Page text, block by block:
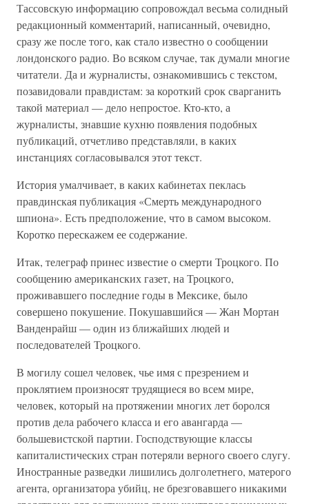
Тассовскую информацию сопровождал весьма солидный
редакционный комментарий, написанный, очевидно,
сразу же после того, как стало известно о сообщении
лондонского радио. Во всяком случае, так думали многие
читатели. Да и журналисты, ознакомившись с текстом,
позавидовали правдистам: за короткий срок сварганить
такой материал — дело непростое. Кто-кто, а
журналисты, знавшие кухню появления подобных
публикаций, отчетливо представляли, в каких
инстанциях согласовывался этот текст.
История умалчивает, в каких кабинетах пеклась
правдинская публикация «Смерть международного
шпиона». Есть предположение, что в самом высоком.
Коротко перескажем ее содержание.
Итак, телеграф принес известие о смерти Троцкого. По
сообщению американских газет, на Троцкого,
проживавшего последние годы в Мексике, было
совершено покушение. Покушавшийся — Жан Мортан
Ванденрайш — один из ближайших людей и
последователей Троцкого.
В могилу сошел человек, чье имя с презрением и
проклятием произносят трудящиеся во всем мире,
человек, который на протяжении многих лет боролся
против дела рабочего класса и его авангарда —
большевистской партии. Господствующие классы
капиталистических стран потеряли верного своего слугу.
Иностранные разведки лишились долголетнего, матерого
агента, организатора убийц, не брезговавшего никакими